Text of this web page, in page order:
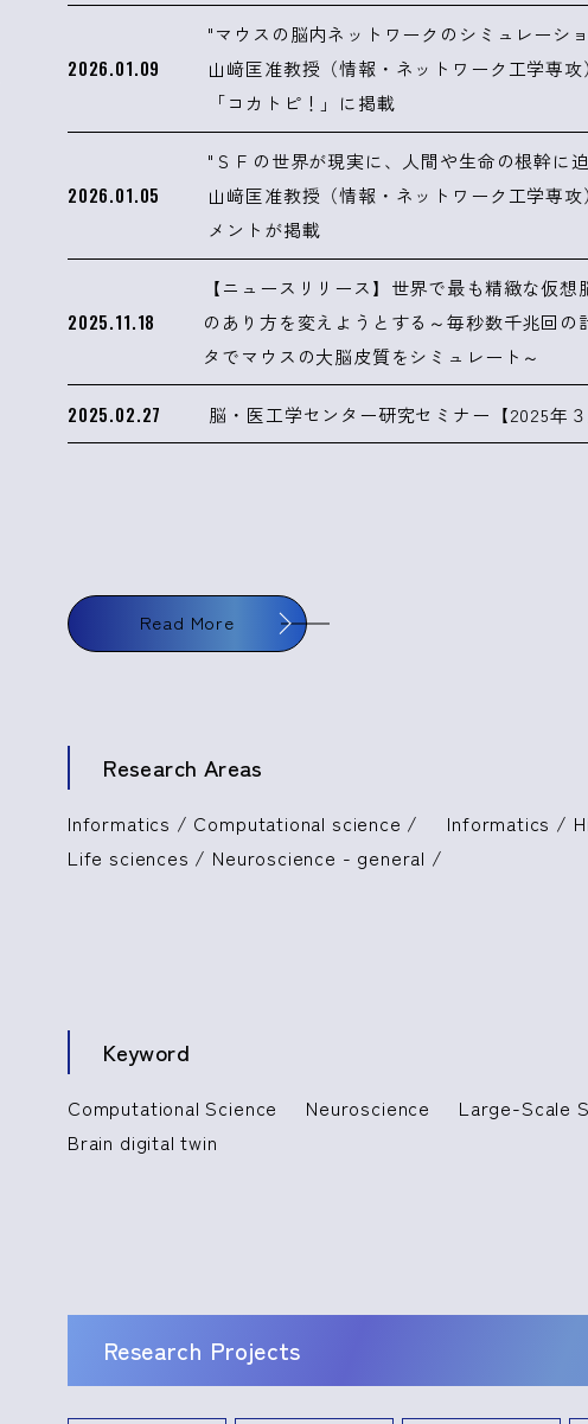
2026.01.09
"マウスの脳内ネットワークのシミュレーシ
山﨑匡准教授（情報・ネットワーク工学専
「コカトピ！」に掲載
2026.01.05
"ＳＦの世界が現実に、人間や生命の根幹に
山﨑匡准教授（情報・ネットワーク工学専
メントが掲載
2025.11.18
【ニュースリリース】世界で最も精緻な仮
のあり方を変えようとする～毎秒数千兆回
タでマウスの大脳皮質をシミュレート～
2025.02.27 脳・医工学センター研究セミナー【2025年
Read More
Research Areas
Informatics / Computational science /
Informatics /
Life sciences / Neuroscience - general /
Keyword
Computational Science Neuroscience Large-Scale
Brain digital twin
Research Projects